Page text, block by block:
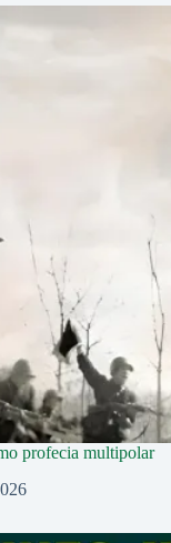
profecia multipolar